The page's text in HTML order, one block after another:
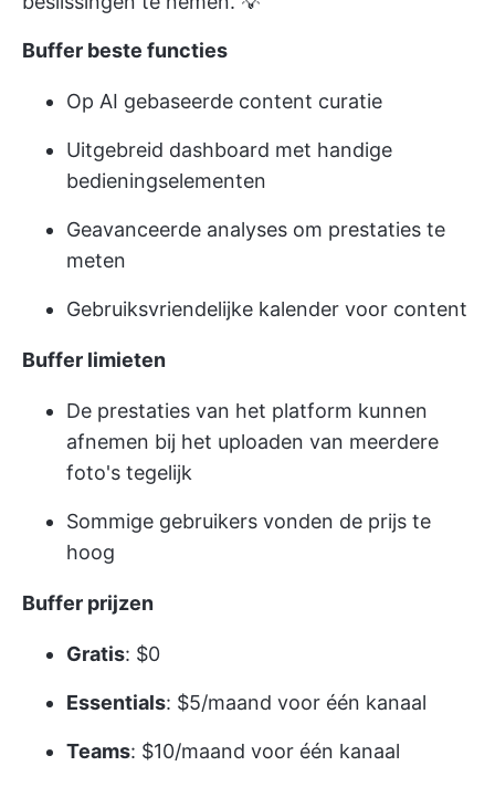
Buffer beste functies
Op AI gebaseerde content curatie
Uitgebreid dashboard met handige
bedieningselementen
Geavanceerde analyses om prestaties te
meten
Gebruiksvriendelijke kalender voor content
Buffer limieten
De prestaties van het platform kunnen
afnemen bij het uploaden van meerdere
foto's tegelijk
Sommige gebruikers vonden de prijs te
hoog
Buffer prijzen
Gratis: $0
Essentials: $5/maand voor één kanaal
Teams: $10/maand voor één kanaal